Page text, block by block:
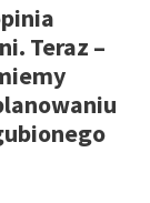
Teraz –